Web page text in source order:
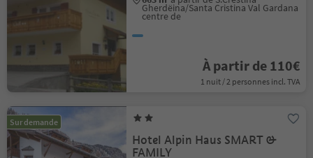
Gherdëina/Santa Cristina Val Gardana
centre de
À partir de 110€
1 nuit / 2 personnes incl. TVA
Sur demande
Hotel Alpin Haus SMART &
FAMILY